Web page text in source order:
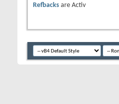
Refbacks are Activ